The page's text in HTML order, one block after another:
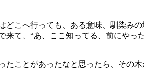
どこへ行っても、ある意味、馴染み
来て、“あ、ここ知ってる、前にや
たことがあったなと思ったら、その木